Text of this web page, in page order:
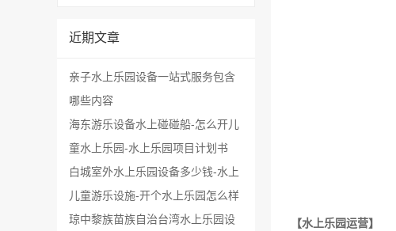
近期文章
亲子水上乐园设备一站式服务包含
哪些内容
海东游乐设备水上碰碰船-怎么开儿
童水上乐园-水上乐园项目计划书
白城室外水上乐园设备多少钱-水上
儿童游乐设施-开个水上乐园怎么样
琼中黎族苗族自治台湾水上乐园设
【水上乐园运营】